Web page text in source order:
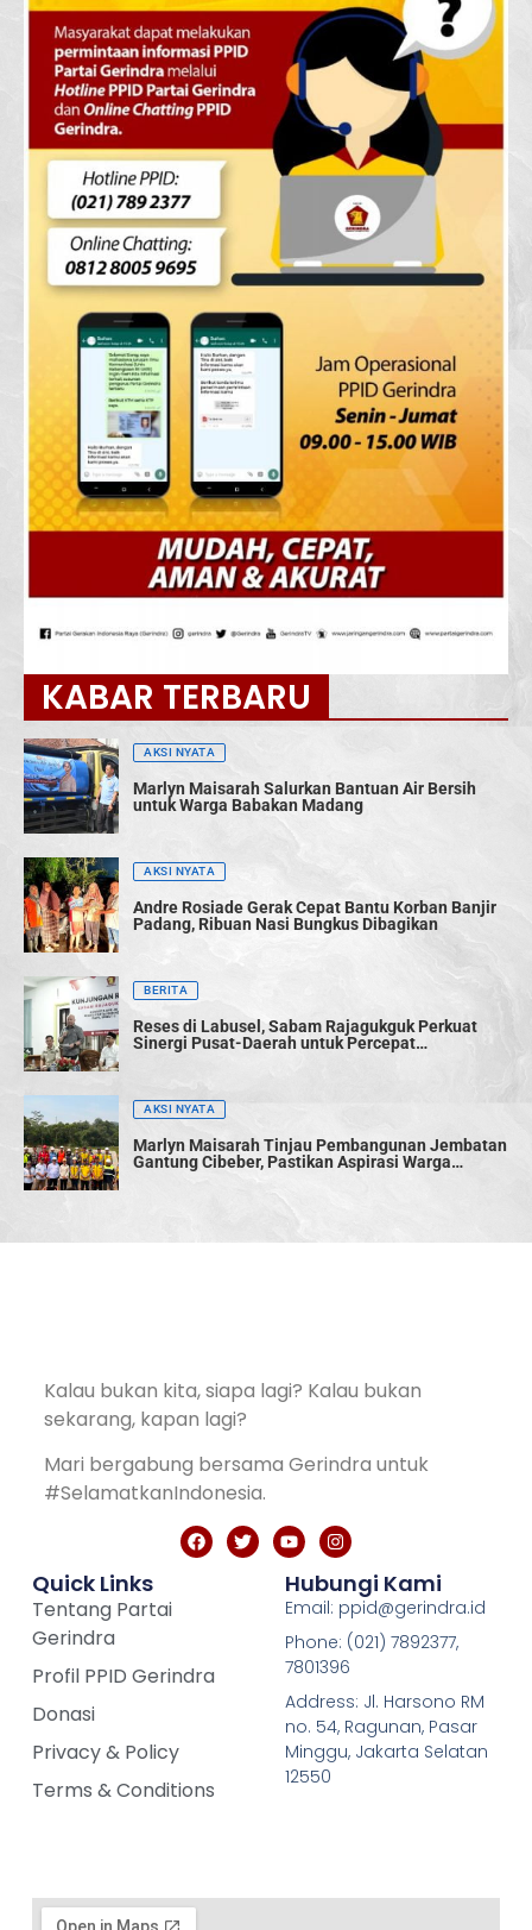
KABAR TERBARU
AKSI NYATA
Marlyn Maisarah Salurkan Bantuan Air Bersih
untuk Warga Babakan Madang
AKSI NYATA
Andre Rosiade Gerak Cepat Bantu Korban Banjir
Padang, Ribuan Nasi Bungkus Dibagikan
BERITA
Reses di Labusel, Sabam Rajagukguk Perkuat
Sinergi Pusat-Daerah untuk Percepat
AKSI NYATA
Marlyn Maisarah Tinjau Pembangunan Jembatan
Gantung Cibeber, Pastikan Aspirasi Warga
Kalau bukan kita, siapa lagi? Kalau bukan
sekarang, kapan lagi?
Mari bergabung bersama Gerindra untuk
#SelamatkanIndonesia.
Quick Links
Tentang Partai
Gerindra
Profil PPID Gerindra
Donasi
Privacy & Policy
Terms & Conditions
Hubungi Kami
Email: ppid@gerindra.id
Phone: (021) 7892377,
7801396
Address: Jl. Harsono RM
no. 54, Ragunan, Pasar
Minggu, Jakarta Selatan
12550